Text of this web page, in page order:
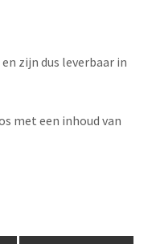
zijn dus leverbaar in
met een inhoud van